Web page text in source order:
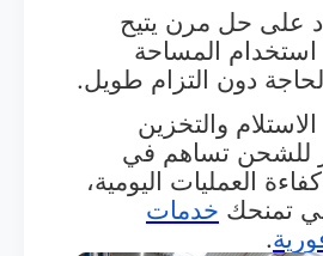
على حل مرن يتيح
المساحة
دون التزام طويل.
والتخزين
للشحن تساهم في
العمليات اليومية،
تمنحك خدمات
.